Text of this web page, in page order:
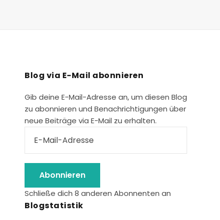
Blog via E-Mail abonnieren
Gib deine E-Mail-Adresse an, um diesen Blog
zu abonnieren und Benachrichtigungen über
neue Beiträge via E-Mail zu erhalten.
Abonnieren
Schließe dich 8 anderen Abonnenten an
Blogstatistik